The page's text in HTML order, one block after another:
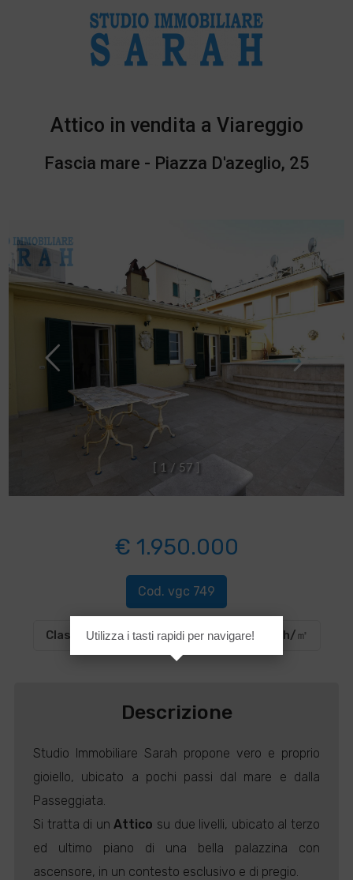
Attico in vendita a Viareggio
Fascia mare - Piazza D'azeglio, 25
1 / 5 7
€ 1.950.000
Cod. vgc 749
Classe energetica: F EP glnr: 175.00 kwh/㎡
Descrizione
Studio Immobiliare Sarah propone vero e proprio
gioiello, ubicato a pochi passi dal mare e dalla
Passeggiata.
Si tratta di unAttico su due livelli, ubicato al terzo
ed ultimo piano di una bella palazzina con
ascensore, in un contesto esclusivo e di pregio.
Utilizza i tasti rapidi per navigare!